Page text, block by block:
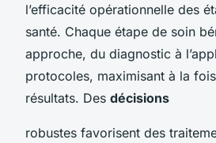
l’efficacité opérationnelle des
santé. Chaque étape de soin
approche, du diagnostic à
protocoles, maximisant à la
résultats. Des décisions
robustes favorisent des